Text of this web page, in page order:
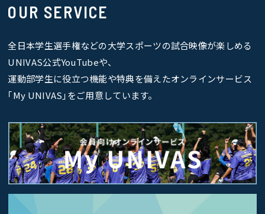
OUR SERVICE
全日本学生選手権などの大学スポーツの試合映像が楽しめる
UNIVAS公式YouTubeや、
運動部学生に役立つ機能や特典を備えたオンラインサービス
｢My UNIVAS｣をご用意しています。